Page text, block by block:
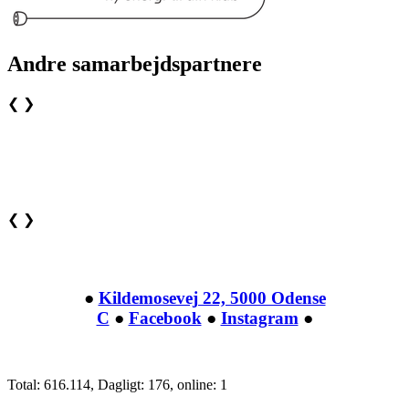
Andre samarbejdspartnere
❮ ❯
❮ ❯
● Kildemosevej 22, 5000 Odense
C ● Facebook ● Instagram ●
Total: 616.114, Dagligt: 176, online: 1